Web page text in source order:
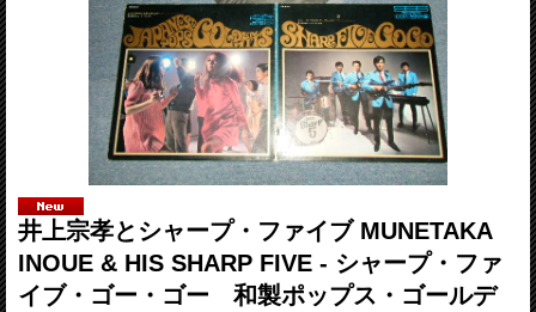
井上宗孝とシャープ・ファイブ MUNETAKA
INOUE & HIS SHARP FIVE - シャープ・ファ
イブ・ゴー・ゴー 和製ポップス・ゴールデ